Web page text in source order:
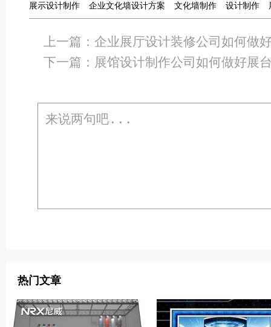
展示设计制作
企业文化墙设计方案 文化墙制作 设计制作
上一篇：企业展厅设计装修公司如何做
下一篇： 展馆设计制作公司如何做好展
热门文章